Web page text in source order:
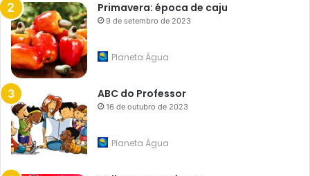
Primavera: época de caju
9 de setembro de 2023
Planeta Água
ABC do Professor
16 de outubro de 2023
Planeta Água